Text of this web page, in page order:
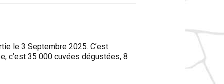
le 3 Septembre 2025. C’est
c’est 35 000 cuvées dégustées, 8